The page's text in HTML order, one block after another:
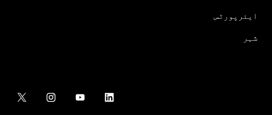
ایئرپورٹس
شہر